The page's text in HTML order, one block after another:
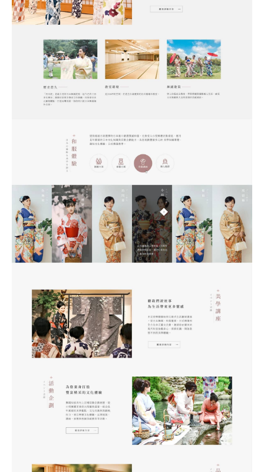
電話
得知本網站※
需求主題(可複選)
案件報價 合作提案
使用線上訂房系統 其他洽詢問題
旅宿網站設計
網站設計
化網站設計